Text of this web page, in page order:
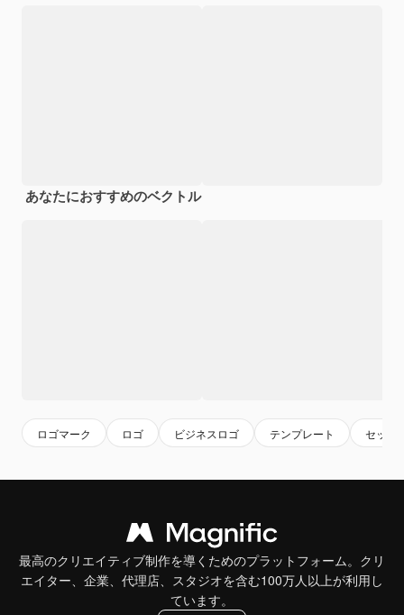
あなたにおすすめのベクトル
ロゴマーク ロゴ ビジネスロゴ テンプレート セット
最高のクリエイティブ制作を導くためのプラットフォーム。クリ
エイター、企業、代理店、スタジオを含む100万人以上が利用し
ています。